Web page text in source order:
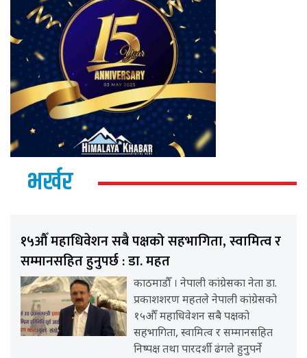
भर्खर
१५औँ महाधिवेशन सबै पक्षको सहभागिता, स्वामित्व र
सम्मानसहित हुनुपर्छ : डा. महत
काठमाडौँ । नेपाली कांग्रेसका नेता डा.
प्रकाशशरण महतले नेपाली कांग्रेसको
१५औँ महाधिवेशन सबै पक्षको
सहभागिता, स्वामित्व र सम्मानसहित
निष्पक्ष तथा पारदर्शी ढंगले हुनुपर्ने